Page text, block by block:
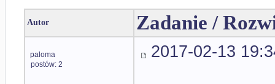
Autor Zadanie /
paloma
postów: 2
2017-02-13